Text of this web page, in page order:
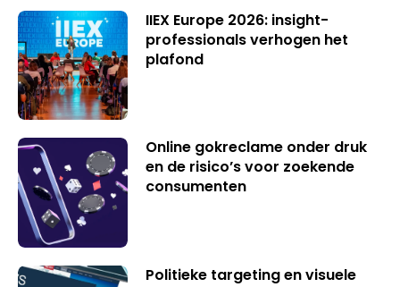
IIEX Europe 2026: insight-
professionals verhogen het
plafond
Online gokreclame onder druk
en de risico’s voor zoekende
consumenten
Politieke targeting en visuele